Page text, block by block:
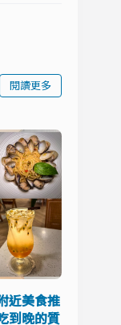
閱讀更多
近美食推
到晚的質